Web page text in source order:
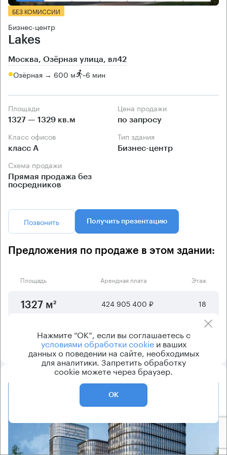
БЕЗ КОМИССИИ
Бизнес-центр
Lakes
Москва, Озёрная улица, вл42
Озёрная → 600 м ~6 мин
Площади
1327 — 1329 кв.м
Цена продажи
по запросу
Класс офисов
класс А
Тип здания
Бизнес-центр
Схема продажи
Прямая продажа без
посредников
Позвонить Получить презентацию
Предложения по продаже в этом здании:
Площадь Арендная плата Этаж
1327 м² 424 905 400 ₽ 18
1329 м² 417 438 900 ₽
Нажмите “ОК”, если вы соглашаетесь с
условиями обработки cookieи ваших
данных о поведении на сайте, необходимых
для аналитики. Запретить обработку
cookie можете через браузер.
ОК